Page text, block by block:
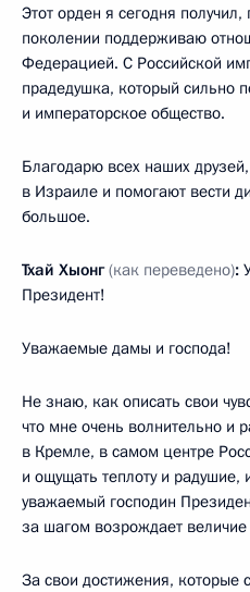
Этот орден я сегодня получил,
поколении поддерживаю
Федерацией. С Российской
прадедушка, который сильно
и императорское общество.
Благодарю всех наших
в Израиле и помогают вести
большое.
Тхай Хыонг(как переведено):
Президент!
Уважаемые дамы и господа!
Не знаю, как описать свои
что мне очень волнительно и
в Кремле, в самом центре
и ощущать теплоту и радушие,
уважаемый господин
за шагом возрождает
За свои достижения, которые